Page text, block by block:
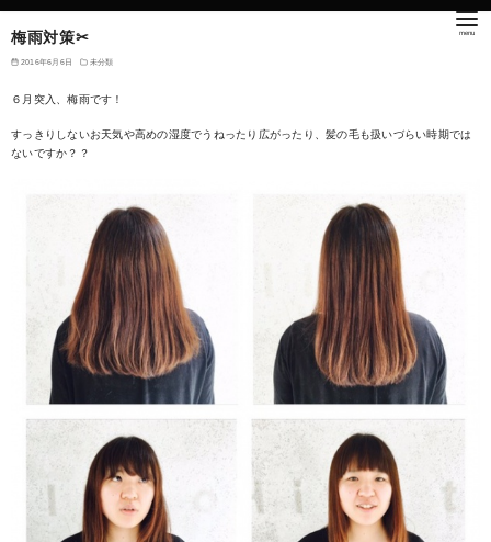
梅雨対策✂︎
2016年6月6日 未分類
６月突入、梅雨です！
すっきりしないお天気や高めの湿度でうねったり広がったり、髪の毛も扱いづらい時期では
ないですか？？